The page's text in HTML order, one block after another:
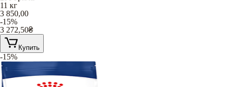
11 кг
3 850,00
-15%
3 272,50₴
Купить
-15%